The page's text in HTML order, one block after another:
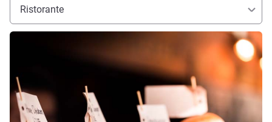
Ristorante
Visualizza dettagli